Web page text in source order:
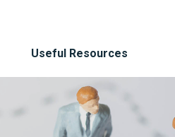
Useful Resources